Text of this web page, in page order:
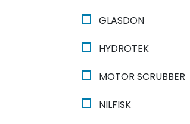
GLASDON
HYDROTEK
MOTOR SCRUBBER
NILFISK